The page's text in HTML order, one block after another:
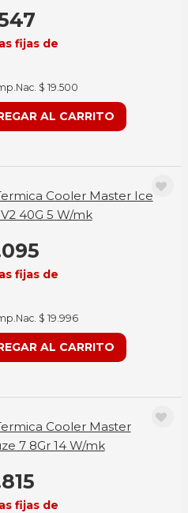
fijas de
$ 19.500
AL CARRITO
Cooler Master Ice
40G 5 W/mk
fijas de
$ 19.996
AL CARRITO
Cooler Master
7 8Gr 14 W/mk
fijas de